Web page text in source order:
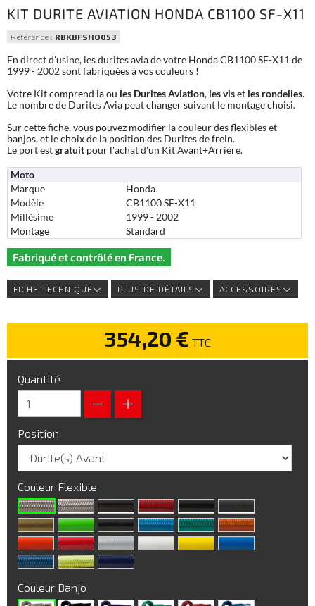
KIT DURITE AVIATION HONDA CB1100 SF-X11
Référence : RBKBFSHO053
En direct d'usine, les durites avia de votre Honda CB1100 SF-X11 de
1999 - 2002 sont fabriquées à vos couleurs !
Votre Kit comprend la ou les Durites Aviation, les viset les rondelles.
Le nombre de Durites Avia peut changer suivant le montage choisi.
Sur cette fiche, vous pouvez modifier la couleur des flexibles et
banjos, et le choix de la position des Durites de frein.
Le port estgratuit pour l'achat d'un Kit Avant+Arrière.
Moto
Marque
Honda
Modèle
CB1100 SF-X11
Millésime
1999 - 2002
Montage
Standard
Fabriqué et contrôlé en France.
FICHE TECHNIQUE PLUS DE DÉTAILS ACCESSOIRES
354,20 € TTC
Quantité
Position
Couleur Flexible
Couleur Banjo